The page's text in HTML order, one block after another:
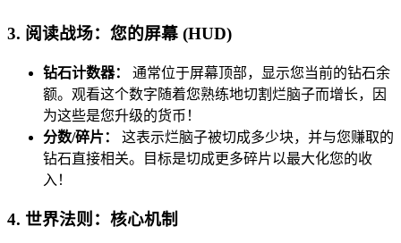
3. 阅读战场：您的屏幕 (HUD)
钻石计数器：
通常位于屏幕顶部，显示您当前的钻石余
额。观看这个数字随着您熟练地切割烂脑子而增长，因
为这些是您升级的货币！
分数/碎片：
这表示烂脑子被切成多少块，并与您赚取的
钻石直接相关。目标是切成更多碎片以最大化您的收
入！
4. 世界法则：核心机制